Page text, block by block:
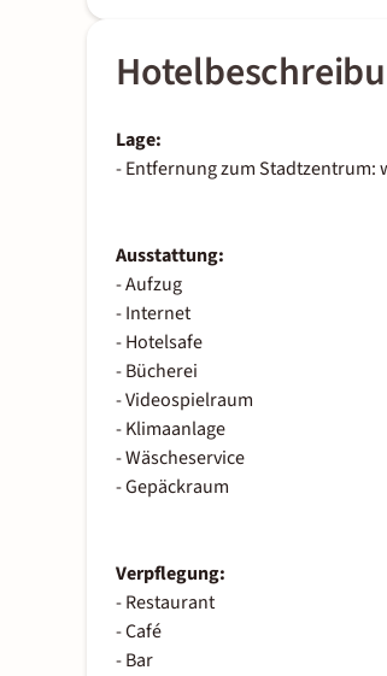
Lage:
- Entfernung zum Stadtzentrum:
Ausstattung:
- Aufzug
- Internet
- Hotelsafe
- Bücherei
- Videospielraum
- Klimaanlage
- Wäscheservice
- Gepäckraum
Verpflegung:
- Restaurant
- Café
- Bar